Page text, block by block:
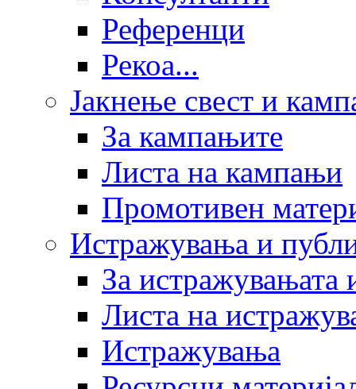
Референци
Рекоа...
Јакнење свест и
За кампањите
Листа на кампањи
Промотивен
Истражувања и
За истражувањата
Листа на
Истражувања